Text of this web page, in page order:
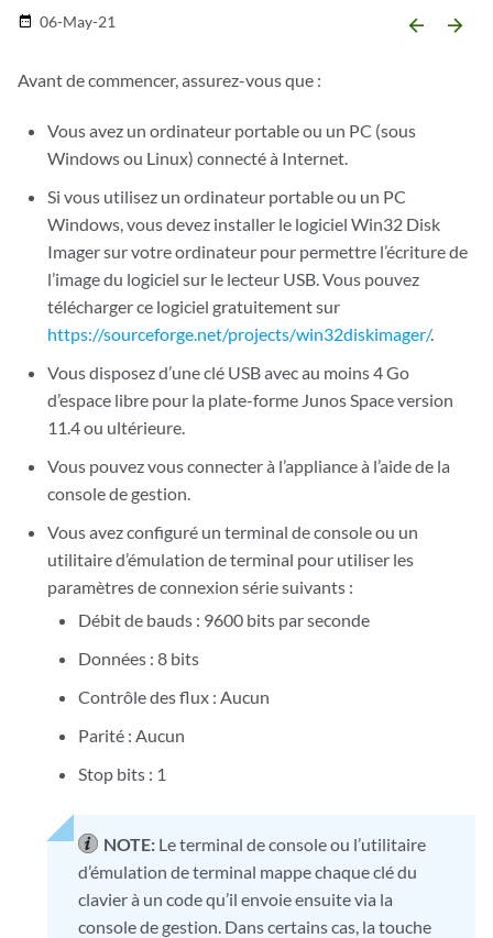
date_range 06-May-21 arrow_backward arrow_forward
Avant de commencer, assurez-vous que :
Vous avez un ordinateur portable ou un PC (sous
Windows ou Linux) connecté à Internet.
Si vous utilisez un ordinateur portable ou un PC
Windows, vous devez installer le logiciel Win32 Disk
Imager sur votre ordinateur pour permettre l’écriture de
l’image du logiciel sur le lecteur USB. Vous pouvez
télécharger ce logiciel gratuitement sur
https://sourceforge.net/projects/win32diskimager/.
Vous disposez d’une clé USB avec au moins 4 Go
d’espace libre pour la plate-forme Junos Space version
11.4 ou ultérieure.
Vous pouvez vous connecter à l’appliance à l’aide de la
console de gestion.
Vous avez configuré un terminal de console ou un
utilitaire d’émulation de terminal pour utiliser les
paramètres de connexion série suivants :
Débit de bauds : 9600 bits par seconde
Données : 8 bits
Contrôle des flux : Aucun
Parité : Aucun
Stop bits : 1
NOTE: Le terminal de console ou l’utilitaire
d’émulation de terminal mappe chaque clé du
clavier à un code qu’il envoie ensuite via la
console de gestion. Dans certains cas, la touche